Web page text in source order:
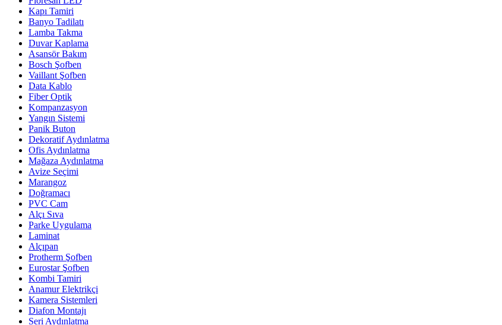
Kapı Tamiri
Banyo Tadilatı
Lamba Takma
Duvar Kaplama
Asansör Bakım
Bosch Şofben
Vaillant Şofben
Data Kablo
Fiber Optik
Kompanzasyon
Yangın Sistemi
Panik Buton
Dekoratif Aydınlatma
Ofis Aydınlatma
Mağaza Aydınlatma
Avize Seçimi
Marangoz
Doğramacı
PVC Cam
Alçı Sıva
Parke Uygulama
Laminat
Alçıpan
Protherm Şofben
Eurostar Şofben
Kombi Tamiri
Anamur Elektrikçi
Kamera Sistemleri
Diafon Montajı
Seri Aydınlatma